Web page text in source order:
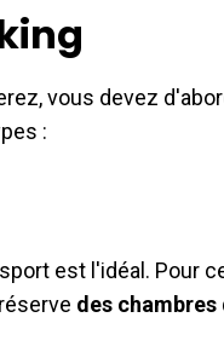
vous devez
:
est l'idéal. Pour
des chambres